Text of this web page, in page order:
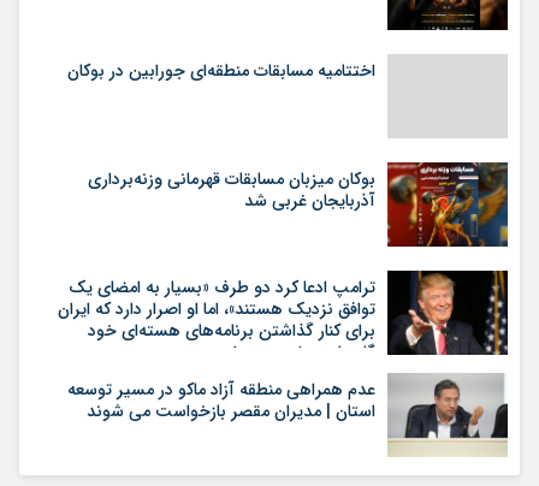
اختتامیه مسابقات منطقه‌ای جورابین در بوکان
بوکان میزبان مسابقات قهرمانی وزنه‌برداری
آذربایجان غربی شد
ترامپ ادعا کرد دو طرف «بسیار به امضای یک
توافق نزدیک هستند»، اما او اصرار دارد که ایران
برای کنار گذاشتن برنامه‌های هسته‌ای خود
گام‌های بیشتری بردارد
عدم همراهی منطقه آزاد ماکو در مسیر توسعه
استان | مدیران مقصر بازخواست می شوند